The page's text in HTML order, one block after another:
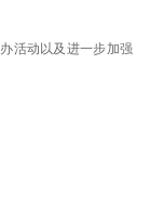
活动以及进一步加强